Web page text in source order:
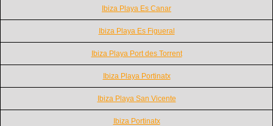
Ibiza Playa Es Canar
Ibiza Playa Es Figueral
Ibiza Playa Port des Torrent
Ibiza Playa Portinatx
Ibiza Playa San Vicente
Ibiza Portinatx